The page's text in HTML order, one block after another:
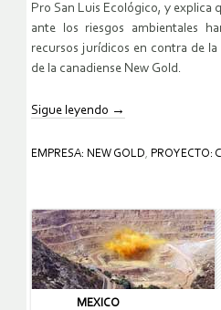
Pro San Luis Ecológico, y explica
ante los riesgos ambientales
recursos jurídicos en contra de
de la canadiense New Gold.
Sigue leyendo →
EMPRESA: NEW GOLD PROYECTO:
MEXICO